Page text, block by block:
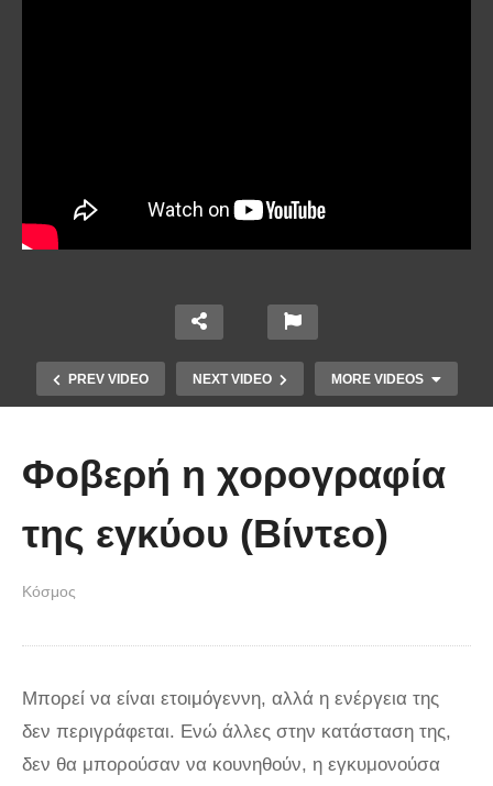
PREV VIDEO NEXT VIDEO MORE VIDEOS
Οι 5 Γιατροί Κρύφτηκαν πίσω από
Φοβερή η χορογραφία
της εγκύου (Βίντεο)
Κόσμος
Μπορεί να είναι ετοιμόγεννη, αλλά η ενέργεια της
δεν περιγράφεται. Ενώ άλλες στην κατάσταση της,
δεν θα μπορούσαν να κουνηθούν, η εγκυμονούσα